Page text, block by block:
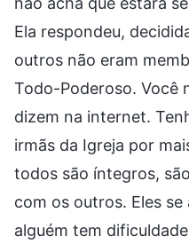
Ela respondeu,
outros não eram
Todo-Poderoso. Você
dizem na internet.
irmãs da Igreja por
todos são íntegros,
com os outros. Eles
alguém tem